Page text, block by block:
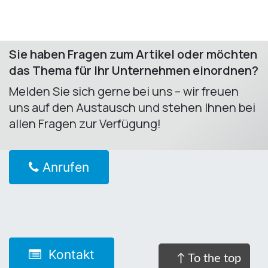
Sie haben Fragen zum Artikel oder möchten
das Thema für Ihr Unternehmen einordnen?
Melden Sie sich gerne bei uns – wir freuen
uns auf den Austausch und stehen Ihnen bei
allen Fragen zur Verfügung! ​
Anrufen
Kontakt ↑ To the top